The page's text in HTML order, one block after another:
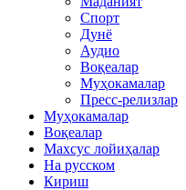
Спорт
Дунё
Аудио
Воқеалар
Муҳокамалар
Пресс-релизлар
Муҳокамалар
Воқеалар
Махсус лойиҳалар
На русском
Кириш